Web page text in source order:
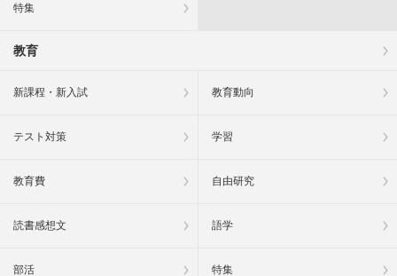
特集
教育
新課程・新入試 教育動向
テスト対策 学習
教育費 自由研究
読書感想文 語学
部活 特集